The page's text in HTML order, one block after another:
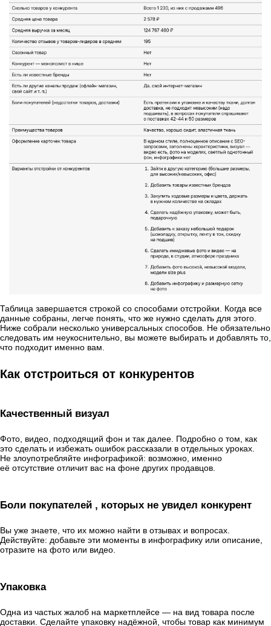
Таблица завершается строкой со способами отстройки. Когда все
данные собраны, легче понять, что же нужно сделать для этого.
Ниже собрали несколько универсальных способов. Не обязательно
следовать им неукоснительно, вы можете выбирать и добавлять то,
что подходит именно вам.
Как отстроиться от конкурентов
Качественный визуал
Фото, видео, подходящий фон и так далее. Подробно о том, как
это сделать и избежать ошибок рассказали в отдельных уроках.
Не злоупотребляйте инфографикой: возможно, именно
её отсутствие отличит вас на фоне других продавцов.
Боли покупателей , которых не увидел конкурент
Вы уже знаете, что их можно найти в отзывах и вопросах.
Действуйте: добавьте эти моменты в инфографику или описание,
отразите на фото или видео.
Упаковка
Одна из частых жалоб на маркетплейсе — на вид товара после
доставки. Сделайте упаковку надёжной, чтобы товар как минимум